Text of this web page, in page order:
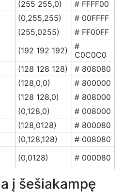
(255 255,0)
# FFFF00
(0,255,255)
# 00FFFF
(255,0255)
# FF00FF
(192 192 192)
#
C0C0C0
(128 128 128)
# 808080
(128,0,0)
# 800000
(128 128,0)
# 808000
(0,128,0)
# 008000
(128,0128)
# 800080
(0,128,128)
# 008080
(0,0128) # 000080
į šešiakampę